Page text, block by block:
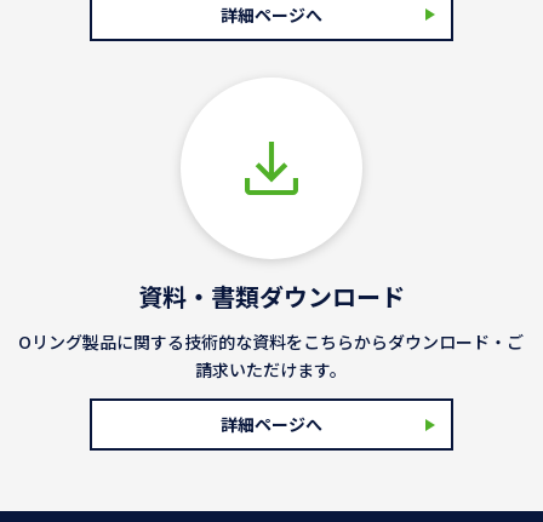
詳細ページへ
資料・書類ダウンロード
Oリング製品に関する技術的な資料をこちらからダウンロード・ご
請求いただけます。
詳細ページへ